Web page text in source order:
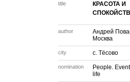
title
КРАСОТА И
author
Андрей
Москва
city с. Тёсово
nomination
People.
life